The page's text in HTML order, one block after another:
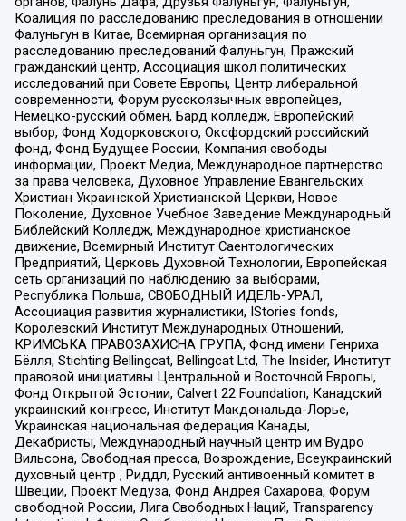
Коалиция по расследованию преследования в отношении
Фалуньгун в Китае, Всемирная организация по
расследованию преследований Фалуньгун, Пражский
гражданский центр, Ассоциация школ политических
исследований при Совете Европы, Центр либеральной
современности, Форум русскоязычных европейцев,
Немецко-русский обмен, Бард колледж, Европейский
выбор, Фонд Ходорковского, Оксфордский российский
фонд, Фонд Будущее России, Компания свободы
информации, Проект Медиа, Международное партнерство
за права человека, Духовное Управление Евангельских
Христиан Украинской Христианской Церкви, Новое
Поколение, Духовное Учебное Заведение Международный
Библейский Колледж, Международное христианское
движение, Всемирный Институт Саентологических
Предприятий, Церковь Духовной Технологии, Европейская
сеть организаций по наблюдению за выборами,
Республика Польша, СВОБОДНЫЙ ИДЕЛЬ-УРАЛ,
Ассоциация развития журналистики, IStories fonds,
Королевский Институт Международных Отношений,
КРИМСЬКА ПРАВОЗАХИСНА ГРУПА, Фонд имени Генриха
Бёлля, Stichting Bellingcat, Bellingcat Ltd, The Insider, Институт
правовой инициативы Центральной и Восточной Европы,
Фонд Открытой Эстонии, Calvert 22 Foundation, Канадский
украинский конгресс, Институт Макдональда-Лорье,
Украинская национальная федерация Канады,
Декабристы, Международный научный центр им Вудро
Вильсона, Свободная пресса, Возрождение, Всеукраинский
духовный центр , Риддл, Русский антивоенный комитет в
Швеции, Проект Медуза, Фонд Андрея Сахарова, Форум
свободной России, Лига Свободных Наций, Transparеncy